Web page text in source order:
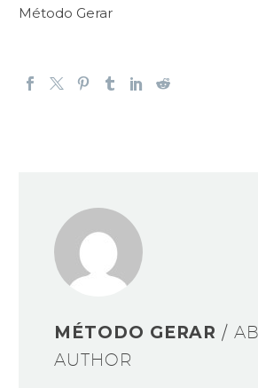
Método Gerar
MÉTODO GERAR/
AUTHOR